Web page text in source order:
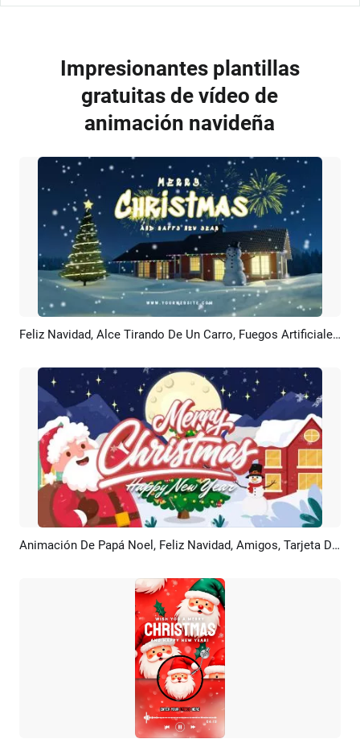
Impresionantes plantillas
gratuitas de vídeo de
animación navideña
Previsualizar Personalizar Feliz Navidad, Alce Tirando De Un Carro, Fuegos Artificiales, Animación Floreciente, Saludos, Introducción
Previsualizar Crear IA Animación De Papá Noel, Feliz Navidad, Amigos, Tarjeta De Felicitación, Presentación De Diapositivas